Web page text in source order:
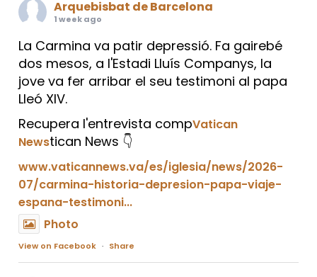
Arquebisbat de Barcelona
1 week ago
La Carmina va patir depressió. Fa gairebé
dos mesos, a l'Estadi Lluís Companys, la
jove va fer arribar el seu testimoni al papa
Lleó XIV.
Recupera l'entrevista compVatican
Newstican News 👇
www.vaticannews.va/es/iglesia/news/2026-
07/carmina-historia-depresion-papa-viaje-
espana-testimoni...
Photo
View on Facebook · Share